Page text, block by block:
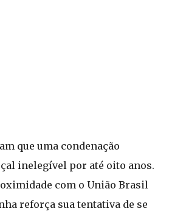
que uma condenação
inelegível por até oito anos.
com o União Brasil
reforça sua tentativa de se